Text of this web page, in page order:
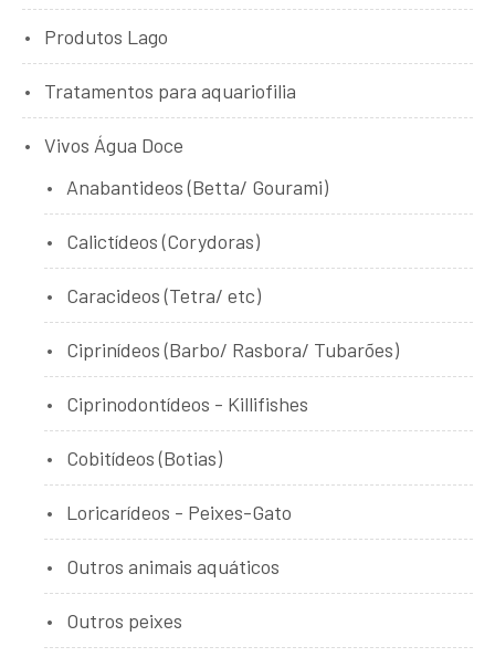
Produtos Lago
Tratamentos para aquariofilia
Vivos Água Doce
Anabantideos (Betta/ Gourami)
Calictídeos (Corydoras)
Caracideos (Tetra/ etc)
Ciprinídeos (Barbo/ Rasbora/ Tubarões)
Ciprinodontídeos - Killifishes
Cobitídeos (Botias)
Loricarídeos - Peixes-Gato
Outros animais aquáticos
Outros peixes